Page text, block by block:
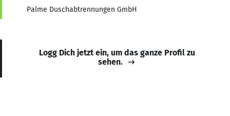
Palme Duschabtrennungen GmbH
Logg Dich jetzt ein, um das ganze Profil zu
sehen.